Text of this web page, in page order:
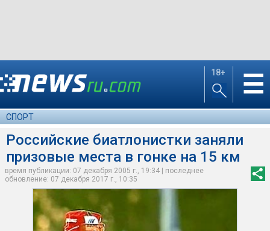
18+ ☰
СПОРТ
Российские биатлонистки заняли
призовые места в гонке на 15 км
время публикации: 07 декабря 2005 г., 19:34 | последнее
обновление: 07 декабря 2017 г., 10:35